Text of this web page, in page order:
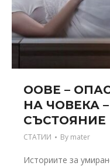
OOBE –
НА ЧОВЕКА
СЪСТОЯНИЕ
СТАТИИ By mater
Историите за